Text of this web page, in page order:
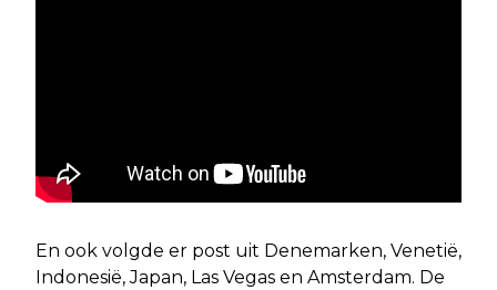
En ook volgde er post uit Denemarken, Venetië,
Indonesië, Japan, Las Vegas en Amsterdam. De